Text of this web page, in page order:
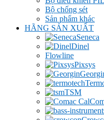
Bộ chống sét
Sản phẩm khác
HÃNG SẢN XUẤT
Seneca
Dinel
Flowline
Pixsys
TSM